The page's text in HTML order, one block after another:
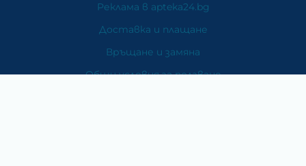
Реклама в apteka24.bg
Доставка и плащане
Връщане и замяна
Общи условия за ползване